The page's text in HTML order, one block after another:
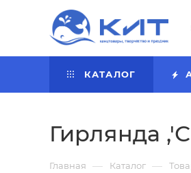
КАТАЛОГ
Гирлянда
Главная — Каталог —